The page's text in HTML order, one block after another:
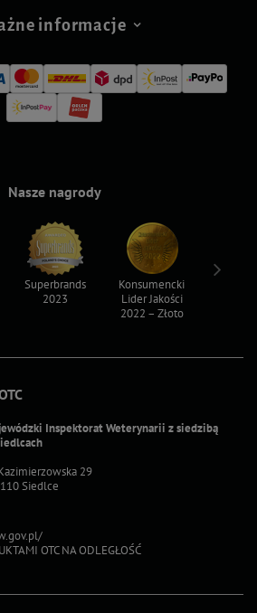
informacje
Inspektorat Weterynarii z siedzibą
29
Siedlce
OTC NA ODLEGŁOŚĆ
Nasze nagrody
Superbrands
2023
Konsumencki
Lider Jakości
2022 – Złoto